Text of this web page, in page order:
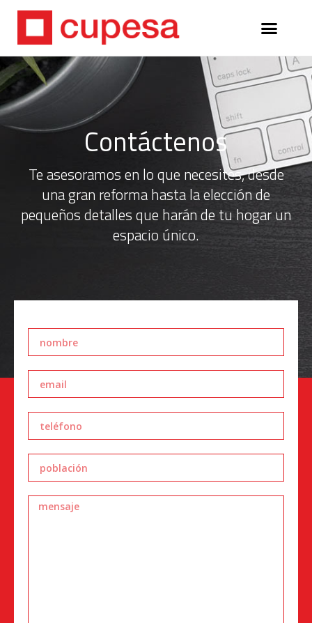
Contáctenos
Te asesoramos en lo que necesites, desde
una gran reforma hasta la elección de
pequeños detalles que harán de tu hogar un
espacio único.